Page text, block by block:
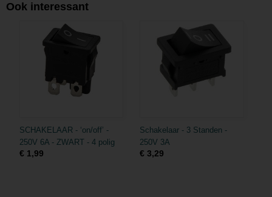
Ook interessant
SCHAKELAAR - ‘on/off’ -
250V 6A - ZWART - 4 polig
€ 1,99
Schakelaar - 3 Standen -
250V 3A
€ 3,29